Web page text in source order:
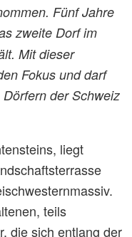
Fünf Jahre
zweite Dorf im
Mit dieser
Fokus und darf
der Schweiz
liegt
teils
die sich entlang der